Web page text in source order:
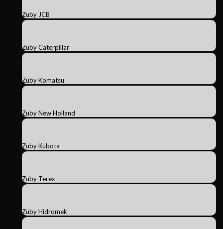
Zuby JCB
Zuby Caterpillar
Zuby Komatsu
Zuby New Holland
Zuby Kubota
Zuby Terex
Zuby Hidromek